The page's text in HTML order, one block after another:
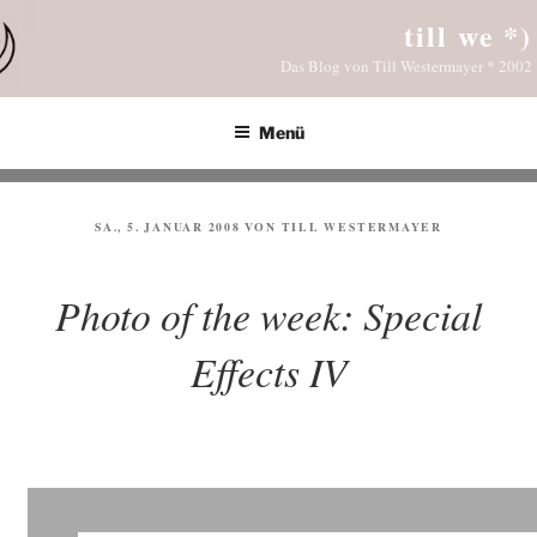
Inhalt
springen
till we *)
Das Blog von Till Westermayer * 2002
Menü
VERÖFFENTLICHT
SA., 5. JANUAR 2008 VON TILL WESTERMAYER
Photo of the week: Special
Effects IV